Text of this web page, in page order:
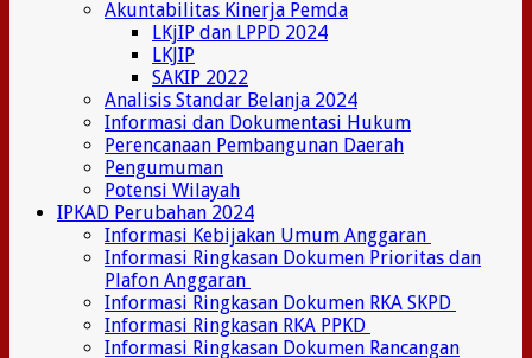
Akuntabilitas Kinerja Pemda
LKjIP dan LPPD 2024
LKJIP
SAKIP 2022
Analisis Standar Belanja 2024
Informasi dan Dokumentasi Hukum
Perencanaan Pembangunan Daerah
Pengumuman
Potensi Wilayah
IPKAD Perubahan 2024
Informasi Kebijakan Umum Anggaran
Informasi Ringkasan Dokumen Prioritas dan
Plafon Anggaran
Informasi Ringkasan Dokumen RKA SKPD
Informasi Ringkasan RKA PPKD
Informasi Ringkasan Dokumen Rancangan